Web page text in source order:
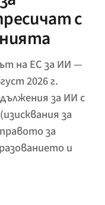
с
на ЕС за ИИ —
2026 г.
за ИИ с
за
за
и